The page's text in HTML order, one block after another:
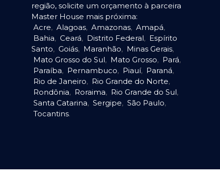
região, solicite um orçamento à parceira
Master House mais próxima:
Acre, Alagoas, Amazonas, Amapá,
Bahia, Ceará, Distrito Federal, Espírito
Santo, Goiás, Maranhão, Minas Gerais,
Mato Grosso do Sul, Mato Grosso, Pará,
Paraíba, Pernambuco, Piauí, Paraná,
Rio de Janeiro, Rio Grande do Norte,
Rondônia, Roraima, Rio Grande do Sul,
Santa Catarina, Sergipe, São Paulo,
Tocantins.